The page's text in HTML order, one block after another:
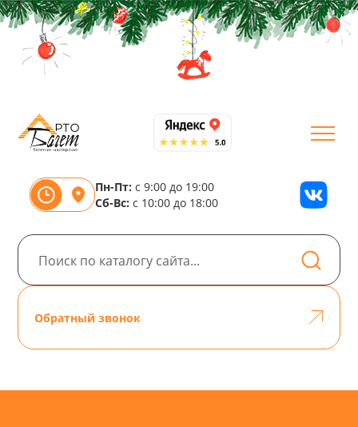
Пн-Пт: с 9:00 до 19:00
Сб-Вс: с 10:00 до 18:00
Обратный звонок